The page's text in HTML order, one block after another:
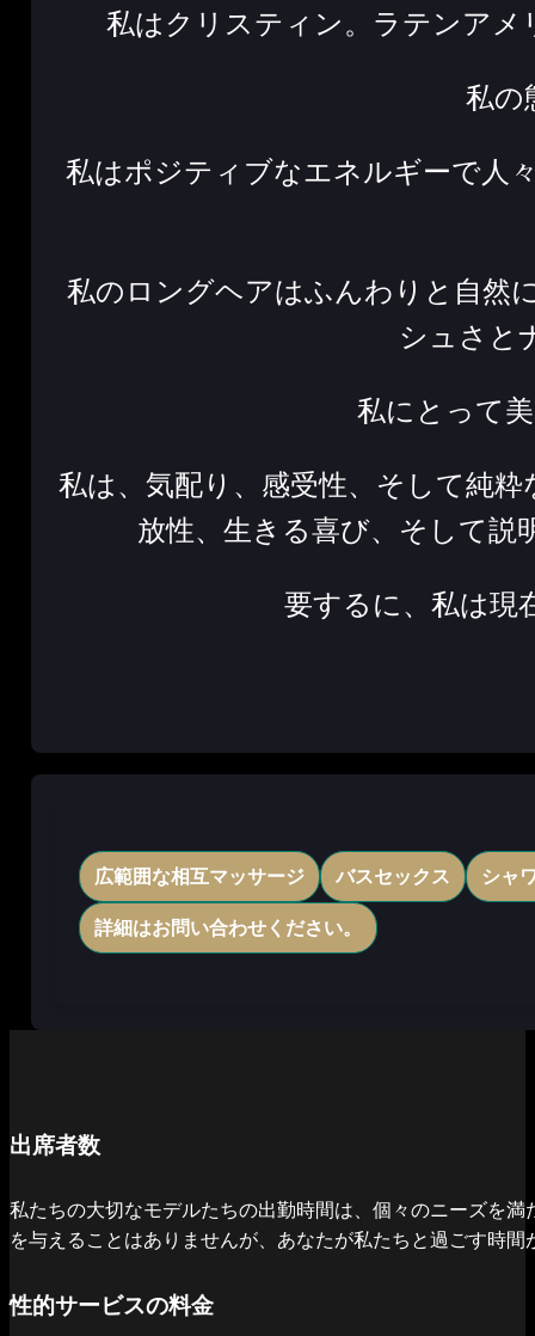
私はクリスティン。ラテンア
私の
私はポジティブなエネルギーで人
私のロングヘアはふんわりと自然
シュさと
私にとって
私は、気配り、感受性、そして純
放性、生きる喜び、そして
要するに、私は現
広範囲な相互マッサージ バスセックス
シャ
詳細はお問い合わせください。
出席者数
私たちの大切なモデルたちの出勤時間は、個々のニーズを
を与えることはありませんが、あなたが私たちと過ごす時
性的サービスの料金